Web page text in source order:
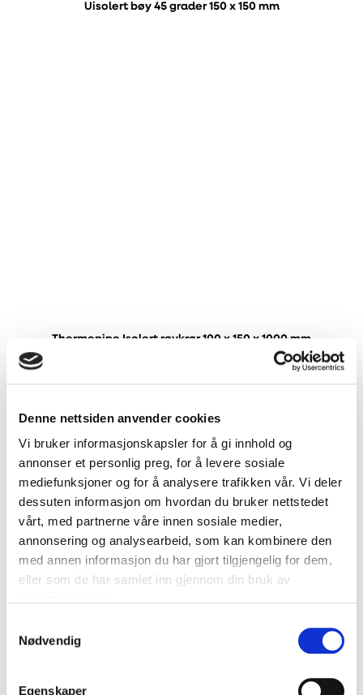
Denne nettsiden anvender cookies
Vi bruker informasjonskapsler for å gi innhold og
annonser et personlig preg, for å levere sosiale
mediefunksjoner og for å analysere trafikken vår. Vi deler
dessuten informasjon om hvordan du bruker nettstedet
vårt, med partnerne våre innen sosiale medier,
annonsering og analysearbeid, som kan kombinere den
med annen informasjon du har gjort tilgjengelig for dem,
eller som de har samlet inn gjennom din bruk av
Nødvendig
Egenskaper
Uisolert bøy 45 grader 150 x 150 mm
Thermopipe Isolert røykrør 100 x 150 x 1000 mm